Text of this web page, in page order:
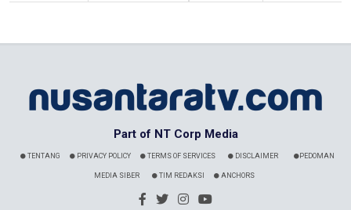
Part of NT Corp Media
TENTANG PRIVACY POLICY TERMS OF SERVICES DISCLAIMER PEDOMAN
MEDIA SIBER TIM REDAKSI ANCHORS